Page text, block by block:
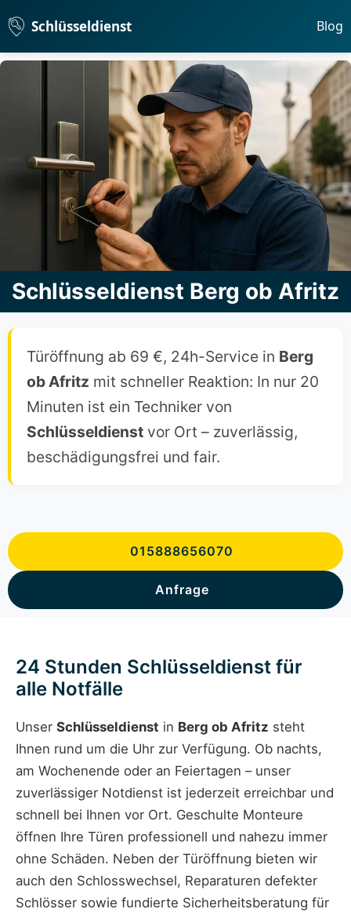
Schlüsseldienst Blog
Schlüsseldienst Berg ob Afritz
Türöffnung ab 69 €, 24h-Service in Berg
ob Afritz mit schneller Reaktion: In nur 20
Minuten ist ein Techniker von
Schlüsseldienst vor Ort – zuverlässig,
beschädigungsfrei und fair.
015888656070
Anfrage
24 Stunden Schlüsseldienst für
alle Notfälle
Unser Schlüsseldienst in Berg ob Afritz steht
Ihnen rund um die Uhr zur Verfügung. Ob nachts,
am Wochenende oder an Feiertagen – unser
zuverlässiger Notdienst ist jederzeit erreichbar und
schnell bei Ihnen vor Ort. Geschulte Monteure
öffnen Ihre Türen professionell und nahezu immer
ohne Schäden. Neben der Türöffnung bieten wir
auch den Schlosswechsel, Reparaturen defekter
Schlösser sowie fundierte Sicherheitsberatung für